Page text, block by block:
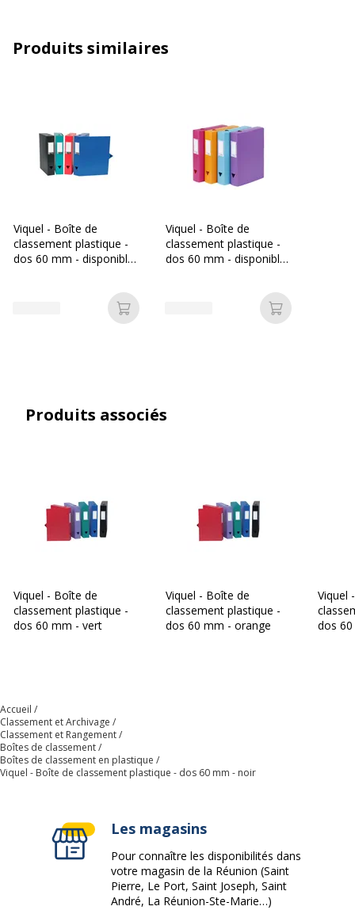
Largeur du dos 60 mm
Caractéristiques générales
Catégorie de couleur Noir, Noir
Pièces de rechange disponibles Non renseigné
Caractéristiques environnementales
Produit compostable Non compostable
Produit sans plastique Non
Produit recyclable Oui
Données d'identification
Données d'identification
Code barre maitre 3135251142050
Référence produit fabricant 114205-03
Produits similaires
Viquel - Boîte de
classement plastique -
dos 60 mm - disponible
Ajouter au panier
Viquel - Boîte de
classement plastique -
dos 60 mm - disponible
Ajouter au
Produits associés
Viquel - Boîte de
classement plastique -
dos 60 mm - vert
Viquel - Boîte de
classement plastique -
dos 60 mm - orange
Viquel
dos
Accueil
Classement et Archivage
Classement et Rangement
Boîtes de classement
Boîtes de classement en plastique
Viquel - Boîte de classement plastique - dos 60 mm - noir
Les magasins
Pour connaître les disponibilités dans
votre magasin de la Réunion (Saint
Pierre, Le Port, Saint Joseph, Saint
André, La Réunion-Ste-Marie…)